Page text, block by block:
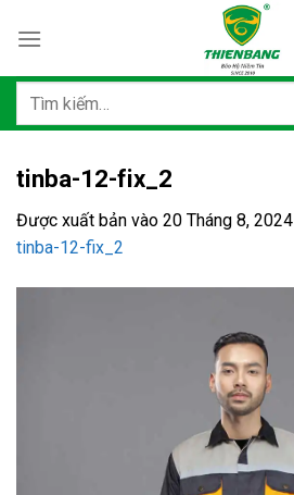
qua
dungTìm
tinba-12-fix_2
Được xuất bản vào 20 Tháng 8, 2024
tinba-12-fix_2